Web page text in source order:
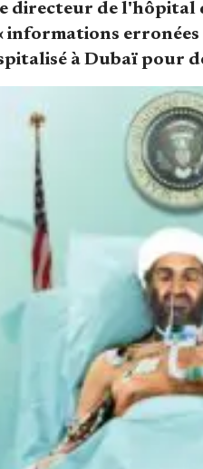
directeur de
informations
à Dubaï pour